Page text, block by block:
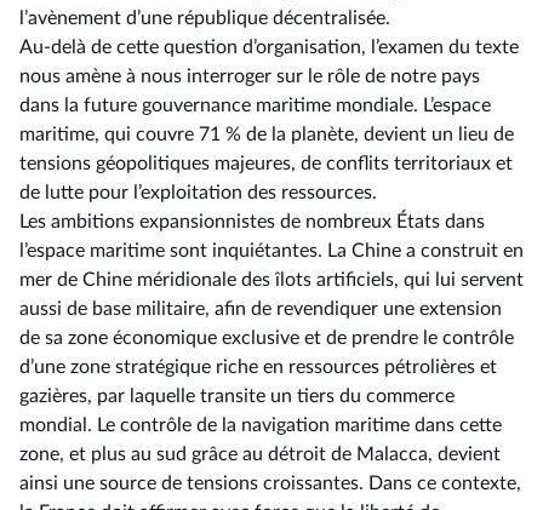
l’avènement d’une république décentralisée.
Au-delà de cette question d’organisation, l’examen du texte
nous amène à nous interroger sur le rôle de notre pays
dans la future gouvernance maritime mondiale. L’espace
maritime, qui couvre 71 % de la planète, devient un lieu de
tensions géopolitiques majeures, de conflits territoriaux et
de lutte pour l’exploitation des ressources.
Les ambitions expansionnistes de nombreux États dans
l’espace maritime sont inquiétantes. La Chine a construit en
mer de Chine méridionale des îlots artificiels, qui lui servent
aussi de base militaire, afin de revendiquer une extension
de sa zone économique exclusive et de prendre le contrôle
d’une zone stratégique riche en ressources pétrolières et
gazières, par laquelle transite un tiers du commerce
mondial. Le contrôle de la navigation maritime dans cette
zone, et plus au sud grâce au détroit de Malacca, devient
ainsi une source de tensions croissantes. Dans ce contexte,